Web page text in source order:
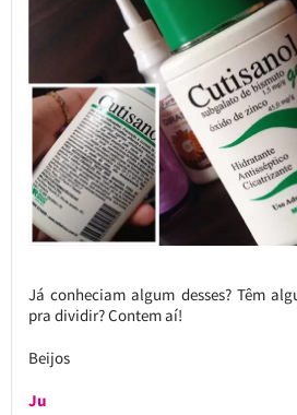
Já conheciam algum desses? Têm
pra dividir? Contem aí!
Beijos
Ju